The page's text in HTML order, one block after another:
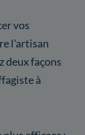
vos
l'artisan
deux façons
à